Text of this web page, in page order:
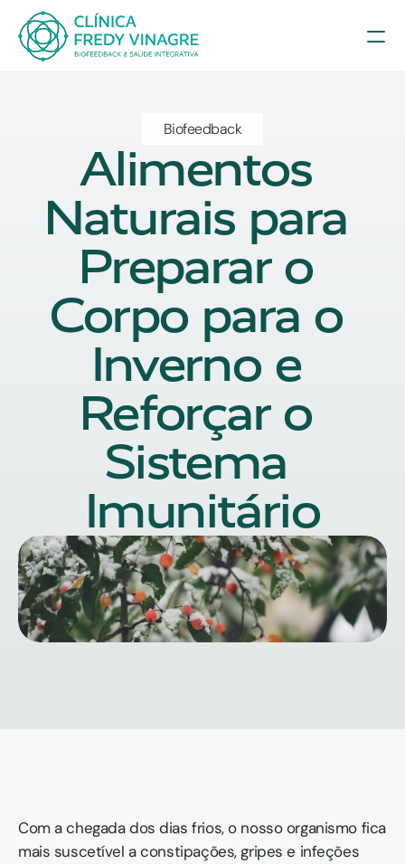
Biofeedback
Alimentos
Naturais para
Preparar o
Corpo para o
Inverno e
Reforçar o
Sistema
Imunitário
Com a chegada dos dias frios, o nosso organismo fica
mais suscetível a constipações, gripes e infeções